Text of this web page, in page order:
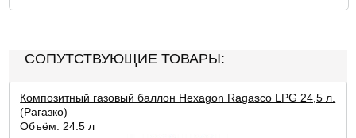
СОПУТСТВУЮЩИЕ ТОВАРЫ:
Композитный газовый баллон Hexagon Ragasco LPG 24,5 л.
(Рагазко)
Объём: 24,5 л